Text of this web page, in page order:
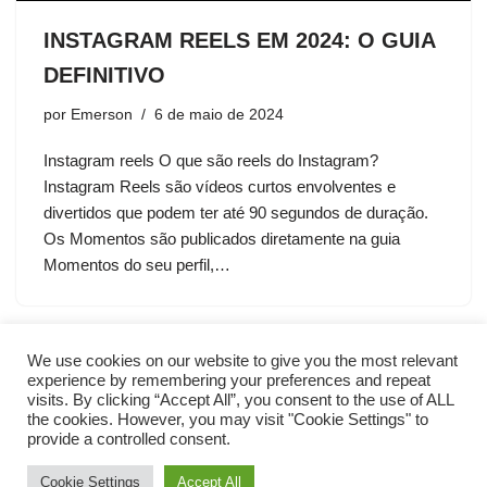
INSTAGRAM REELS EM 2024: O GUIA
DEFINITIVO
por Emerson 6 de maio de 2024
Instagram reels O que são reels do Instagram?
Instagram Reels são vídeos curtos envolventes e
divertidos que podem ter até 90 segundos de duração.
Os Momentos são publicados diretamente na guia
Momentos do seu perfil,…
We use cookies on our website to give you the most relevant
experience by remembering your preferences and repeat
visits. By clicking “Accept All”, you consent to the use of ALL
the cookies. However, you may visit "Cookie Settings" to
provide a controlled consent.
Cookie Settings Accept All